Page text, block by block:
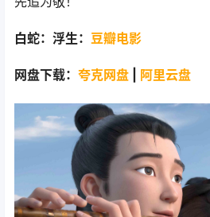
白蛇：浮生： 豆瓣电影
网盘下载： 夸克网盘 阿里云盘